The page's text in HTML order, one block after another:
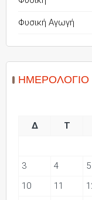
Φυσική Αγωγή
ΗΜΕΡΟΛΌΓΙΟ
Δ
Τ
3
4 5
10
11